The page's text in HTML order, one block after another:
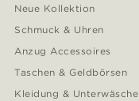
Neue Kollektion
Schmuck & Uhren
Anzug Accessoires
Taschen & Geldbörsen
Kleidung & Unterwäsche